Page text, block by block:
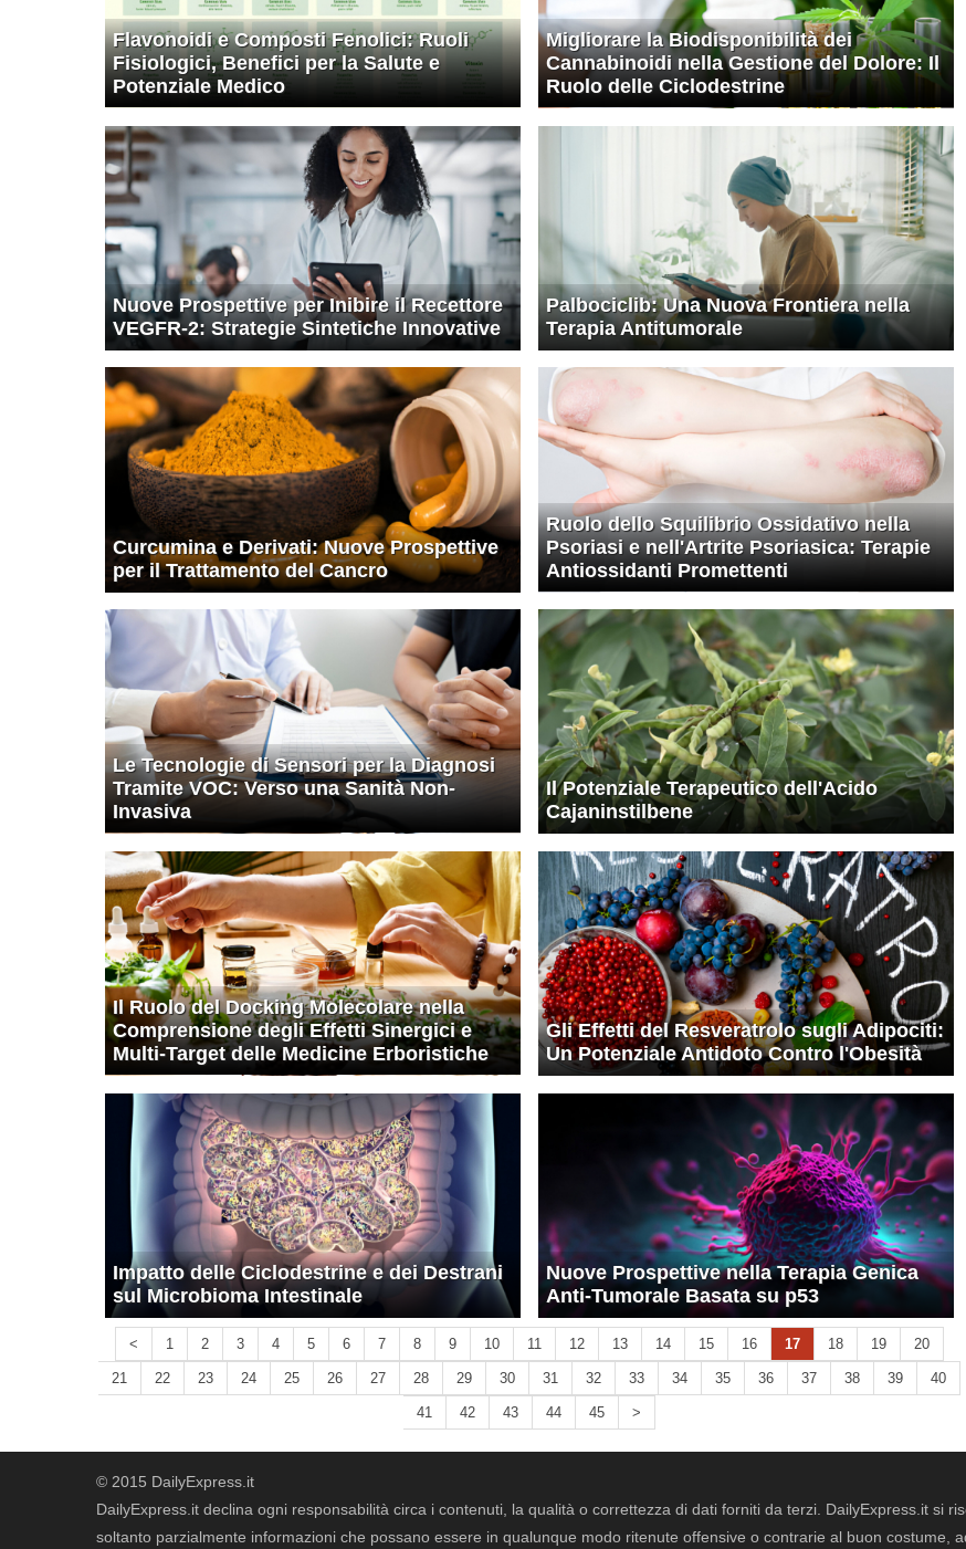
Flavonoidi e Composti Fenolici: Ruoli
Fisiologici, Benefici per la Salute e
Potenziale Medico
Migliorare la Biodisponibilità dei
Cannabinoidi nella Gestione del Dolore: Il
Ruolo delle Ciclodestrine
Nuove Prospettive per Inibire il Recettore
VEGFR-2: Strategie Sintetiche Innovative
Palbociclib: Una Nuova Frontiera nella
Terapia Antitumorale
Curcumina e Derivati: Nuove Prospettive
per il Trattamento del Cancro
Ruolo dello Squilibrio Ossidativo nella
Psoriasi e nell'Artrite Psoriasica: Terapie
Antiossidanti Promettenti
Le Tecnologie di Sensori per la Diagnosi
Tramite VOC: Verso una Sanità Non-
Invasiva
Il Potenziale Terapeutico dell'Acido
Cajaninstilbene
Il Ruolo del Docking Molecolare nella
Comprensione degli Effetti Sinergici e
Multi-Target delle Medicine Erboristiche
Gli Effetti del Resveratrolo sugli Adipociti:
Un Potenziale Antidoto Contro l'Obesità
Impatto delle Ciclodestrine e dei Destrani
sul Microbioma Intestinale
Nuove Prospettive nella Terapia Genica
Anti-Tumorale Basata su p53
< 1 2 3 4 5 6 7 8 9 10 11 12 13 14 15 16 17 18 19 20
21 22 23 24 25 26 27 28 29 30 31 32 33 34 35 36 37 38 39 40
41 42 43 44 45 >
© 2015 DailyExpress.it
DailyExpress.it declina ogni responsabilità circa i contenuti, la qualità o correttezza di dati forniti da terzi. DailyExpress.it si
soltanto parzialmente informazioni che possano essere in qualunque modo ritenute offensive o contrarie al buon costume,